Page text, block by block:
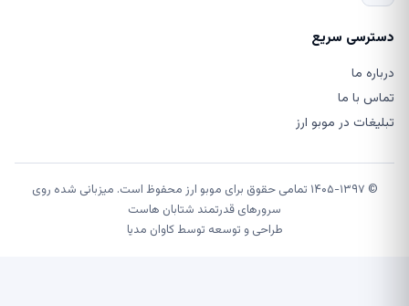
دسترسی سریع
درباره ما
تماس با ما
تبلیغات در موبو ارز
© ۱۴۰۵-۱۳۹۷ تمامی حقوق برای موبو ارز محفوظ است. میزبانی شده روی
سرورهای قدرتمند شتابان هاست
طراحی و توسعه توسطکاوان مدیا